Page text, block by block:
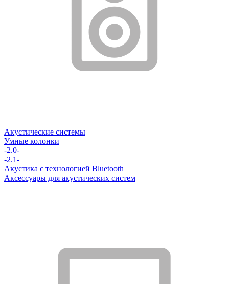
Акустические системы
Умные колонки
-2.0-
-2.1-
Акустика с технологией Bluetooth
Аксессуары для акустических систем